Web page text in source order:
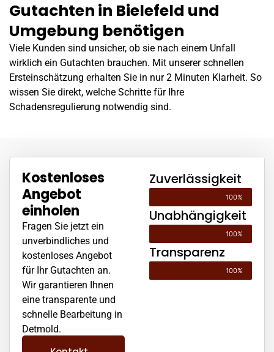
Gutachten in Bielefeld und
Umgebung benötigen
Viele Kunden sind unsicher, ob sie nach einem Unfall
wirklich ein Gutachten brauchen. Mit unserer schnellen
Ersteinschätzung erhalten Sie in nur 2 Minuten Klarheit. So
wissen Sie direkt, welche Schritte für Ihre
Schadensregulierung notwendig sind.
Zuverlässigkeit
100%
Unabhängigkeit
100%
Transparenz
100%
Kostenloses
Angebot
einholen
Fragen Sie jetzt ein
unverbindliches und
kostenloses Angebot
für Ihr Gutachten an.
Wir garantieren Ihnen
eine transparente und
schnelle Bearbeitung in
Detmold.